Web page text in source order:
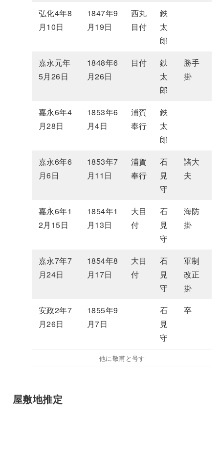
弘化4年8
月10日
1847年9
月19日
西丸
目付
鉄
太
郎
嘉永元年
5月26日
1848年6
月26日
目付
鉄
太
郎
勝手
掛
嘉永6年4
月28日
1853年6
月4日
浦賀
奉行
鉄
太
郎
嘉永6年6
月6日
1853年7
月11日
浦賀
奉行
石
見
守
諸大
夫
嘉永6年1
2月15日
1854年1
月13日
大目
付
石
見
守
海防
掛
嘉永7年7
月24日
1854年8
月17日
大目
付
石
見
守
軍制
改正
掛
安政2年7
月26日
1855年9
月7日
石
見
守
卒
他に敬甫と号す
屋敷地推定